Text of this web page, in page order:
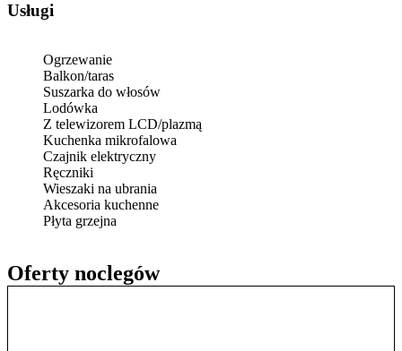
Oferty noclegów
Usługi
Ogrzewanie
Balkon/taras
Suszarka do włosów
Lodówka
Z telewizorem LCD/plazmą
Kuchenka mikrofalowa
Czajnik elektryczny
Ręczniki
Wieszaki na ubrania
Akcesoria kuchenne
Płyta grzejna